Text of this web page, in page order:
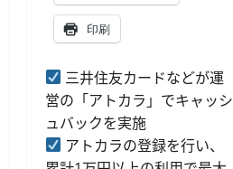
印刷
三井住友カードなどが運
営の「アトカラ」でキャッシ
ュバックを実施
アトカラの登録を行い、